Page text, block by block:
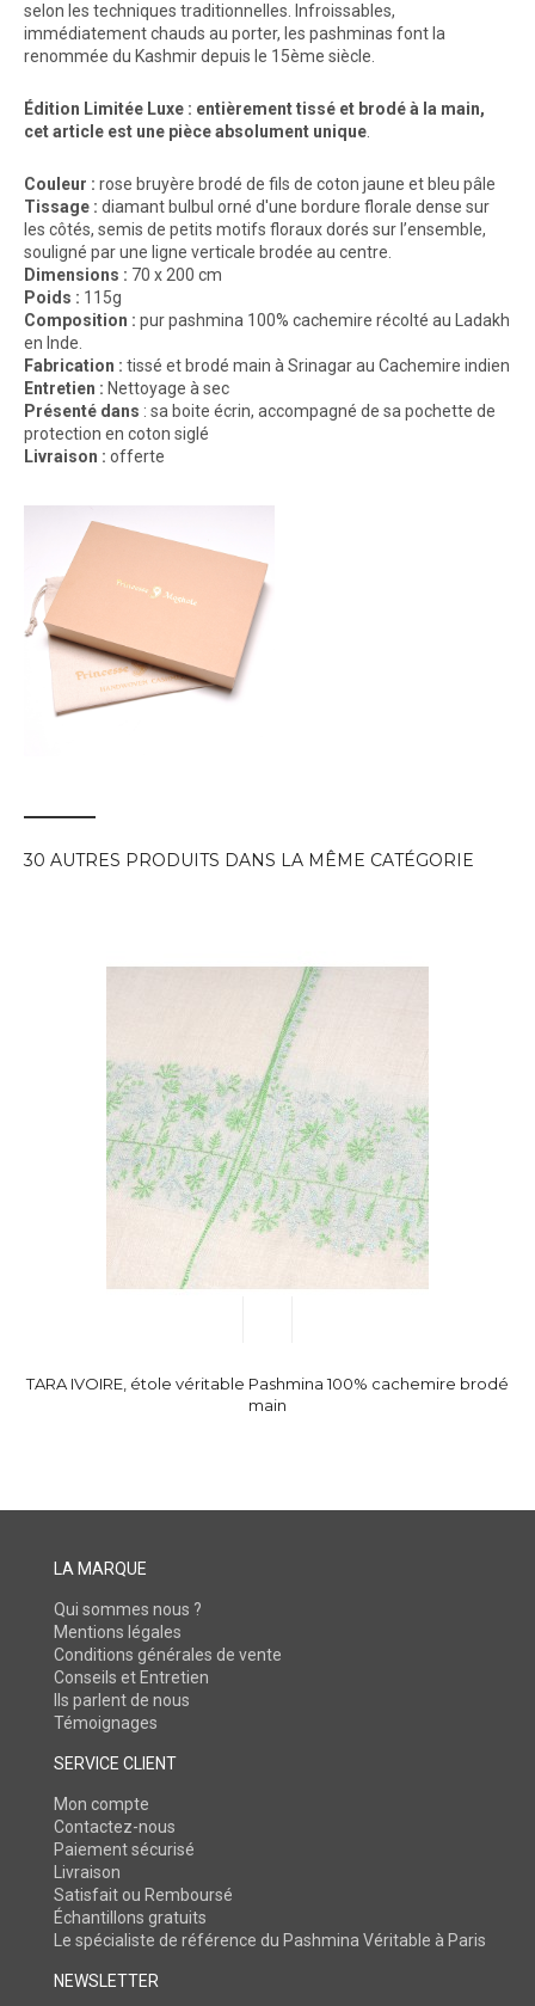
selon les techniques traditionnelles. Infroissables,
immédiatement chauds au porter, les pashminas font la
renommée du Kashmir depuis le 15ème siècle.
Édition Limitée Luxe : entièrement tissé et brodé à la main,
cet article est une pièce absolument unique
Couleur : rose bruyère brodé de fils de coton jaune et bleu pâle
Tissage : diamant bulbul orné d'une bordure florale dense sur
les côtés, semis de petits motifs floraux dorés sur l’ensemble,
souligné par une ligne verticale brodée au centre.
Dimensions : 70 x 200 cm
Poids : 115g
Composition : pur pashmina 100% cachemire récolté au Ladakh
en Inde.
Fabrication : tissé et brodé main à Srinagar au Cachemire indien
Entretien : Nettoyage à sec
Présenté dans : sa boite écrin, accompagné de sa pochette de
protection en coton siglé
Livraison : offerte
30 AUTRES PRODUITS DANS LA MÊME CATÉGORIE
TARA IVOIRE, étole véritable Pashmina 100% cachemire brodé
main
LA MARQUE
Qui sommes nous ?
Mentions légales
Conditions générales de vente
Conseils et Entretien
Ils parlent de nous
Témoignages
SERVICE CLIENT
Mon compte
Contactez-nous
Paiement sécurisé
Livraison
Satisfait ou Remboursé
Échantillons gratuits
Le spécialiste de référence du Pashmina Véritable à Paris
NEWSLETTER